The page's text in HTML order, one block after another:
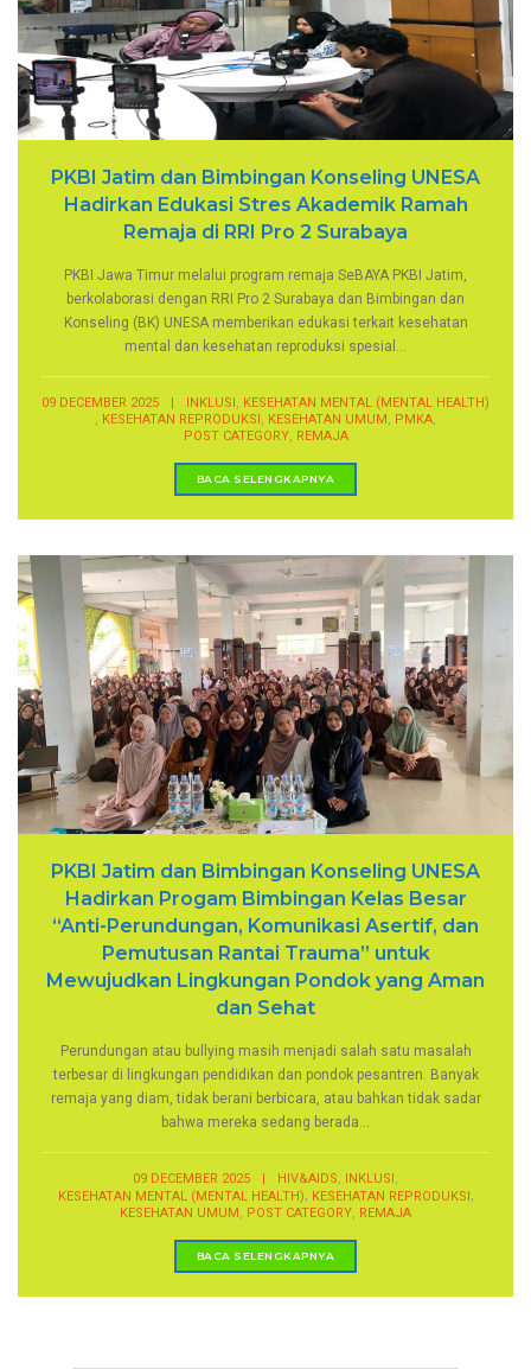
PKBI Jatim dan Bimbingan Konseling UNESA
Hadirkan Edukasi Stres Akademik Ramah
Remaja di RRI Pro 2 Surabaya
PKBI Jawa Timur melalui program remaja SeBAYA PKBI Jatim,
berkolaborasi dengan RRI Pro 2 Surabaya dan Bimbingan dan
Konseling (BK) UNESA memberikan edukasi terkait kesehatan
mental dan kesehatan reproduksi spesial...
09 DECEMBER 2025 | INKLUSI, KESEHATAN MENTAL (MENTAL HEALTH)
, KESEHATAN REPRODUKSI , KESEHATAN UMUM , PMKA,
POST CATEGORY, REMAJA
BACA SELENGKAPNYA
PKBI Jatim dan Bimbingan Konseling UNESA
Hadirkan Progam Bimbingan Kelas Besar
“Anti-Perundungan, Komunikasi Asertif, dan
Pemutusan Rantai Trauma” untuk
Mewujudkan Lingkungan Pondok yang Aman
dan Sehat
Perundungan atau bullying masih menjadi salah satu masalah
terbesar di lingkungan pendidikan dan pondok pesantren. Banyak
remaja yang diam, tidak berani berbicara, atau bahkan tidak sadar
bahwa mereka sedang berada...
09 DECEMBER 2025 HIV&AIDS, INKLUSI ,
KESEHATAN MENTAL (MENTAL HEALTH), KESEHATAN REPRODUKSI,
KESEHATAN UMUM
POST CATEGORY REMAJA
BACA SELENGKAPNYA